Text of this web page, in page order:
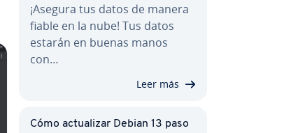
¡Asegura tus datos de manera
fiable en la nube! Tus datos
estarán en buenas manos
con…
Leer más
Cómo ac­tua­li­zar Debian 13 paso